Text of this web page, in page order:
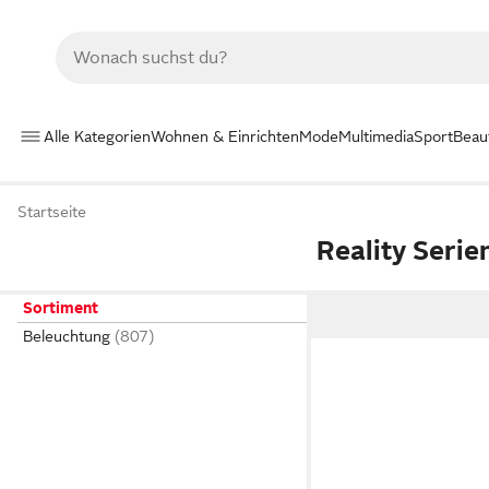
Alle KategorienWohnen & EinrichtenModeMultimediaSport
Startseite
Reality
Sortiment
Beleuchtung